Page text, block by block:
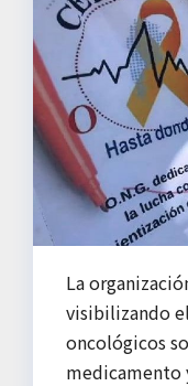
La
visibilizando
oncológicos
medicamento